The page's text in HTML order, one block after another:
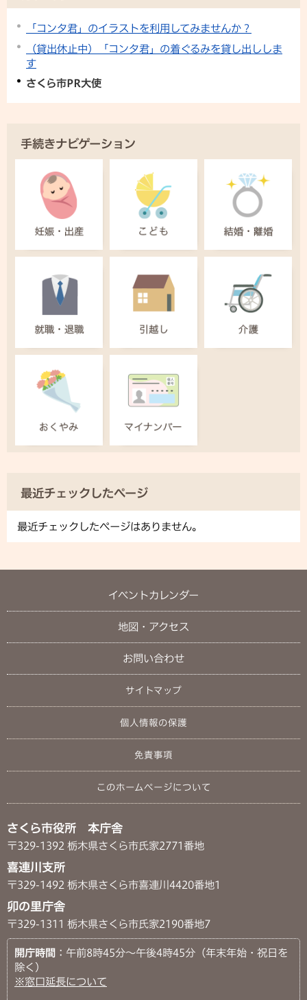
「コンタ君」のイラストを利用してみませんか？
（貸出休止中）「コンタ君」の着ぐるみを貸し出ししま
す
さくら市PR大使
手続きナビゲーション
最近チェックしたページ
最近チェックしたページはありません。
イベントカレンダー
地図・アクセス
お問い合わせ
サイトマップ
個人情報の保護
免責事項
このホームページについて
さくら市役所 本庁舎
〒329-1392 栃木県さくら市氏家2771番地
喜連川支所
〒329-1492 栃木県さくら市喜連川4420番地1
卯の里庁舎
〒329-1311 栃木県さくら市氏家2190番地7
開庁時間 ：午前8時45分～午後4時45分（年末年始・祝日を
除く）
※窓口延長について